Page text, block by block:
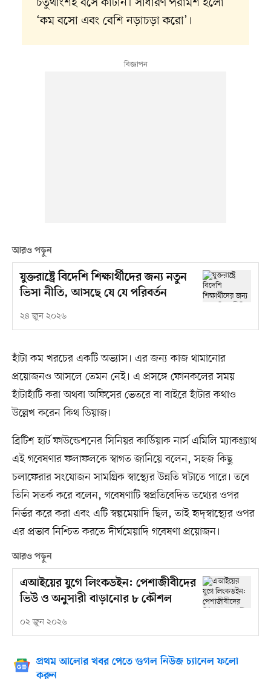
‘কম বসো এবং বেশি নড়াচড়া করো’।
আরও পড়ুন
যুক্তরাষ্ট্রে বিদেশি শিক্ষার্থীদের জন্য নতুন
ভিসা নীতি, আসছে যে যে পরিবর্তন
২৪ জুন ২০২৬
হাঁটা কম খরচের একটি অভ্যাস। এর জন্য কাজ থামানোর
প্রয়োজনও আসলে তেমন নেই। এ প্রসঙ্গে ফোনকলের সময়
হাঁটাহাঁটি করা অথবা অফিসের ভেতরে বা বাইরে হাঁটার কথাও
উল্লেখ করেন কিথ ডিয়াজ।
ব্রিটিশ হার্ট ফাউন্ডেশনের সিনিয়র কার্ডিয়াক নার্স এমিলি ম্যাকগ্র্যাথ
এই গবেষণার ফলাফলকে স্বাগত জানিয়ে বলেন, সহজ কিছু
চলাফেরার সংযোজন সামগ্রিক স্বাস্থ্যের উন্নতি ঘটাতে পারে। তবে
তিনি সতর্ক করে বলেন, গবেষণাটি স্বপ্রতিবেদিত তথ্যের ওপর
নির্ভর করে করা এবং এটি স্বল্পমেয়াদি ছিল, তাই হৃদ্‌স্বাস্থ্যের ওপর
এর প্রভাব নিশ্চিত করতে দীর্ঘমেয়াদি গবেষণা প্রয়োজন।
আরও পড়ুন
এআইয়ের যুগে লিংকডইন: পেশাজীবীদের
ভিউ ও অনুসারী বাড়ানোর ৮ কৌশল
০২ জুন ২০২৬
প্রথম আলোর খবর পেতে গুগল নিউজ চ্যানেল ফলো
করুন